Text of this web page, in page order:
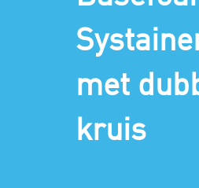
met
kruis